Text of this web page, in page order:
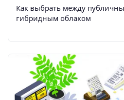
Как выбрать между
гибридным облаком